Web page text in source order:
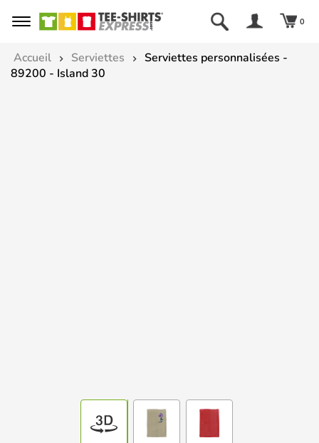
0
Accueil Serviettes
Serviettes personnalisées -
89200 - Island 30